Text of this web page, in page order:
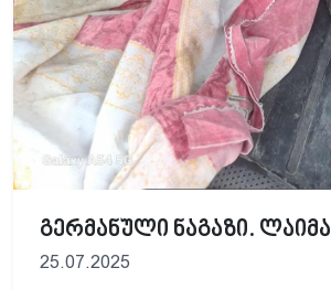
გერმანული ნაგაზი. ლაიმა
25.07.2025